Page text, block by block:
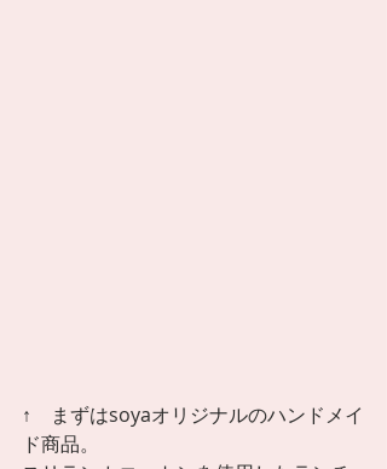
↑　まずはsoyaオリジナルのハンドメイ
ド商品。